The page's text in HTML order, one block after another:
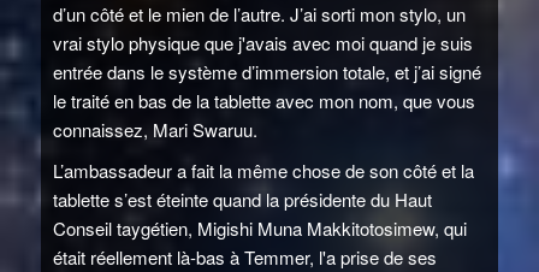
d’un côté et le mien de l’autre. J’ai sorti mon stylo, un
vrai stylo physique que j'avais avec moi quand je suis
entrée dans le système d’immersion totale, et j’ai signé
le traité en bas de la tablette avec mon nom, que vous
connaissez, Mari Swaruu.
L’ambassadeur a fait la même chose de son côté et la
tablette s’est éteinte quand la présidente du Haut
Conseil taygétien, Migishi Muna Makkitotosimew, qui
était réellement là-bas à Temmer, l'a prise de ses